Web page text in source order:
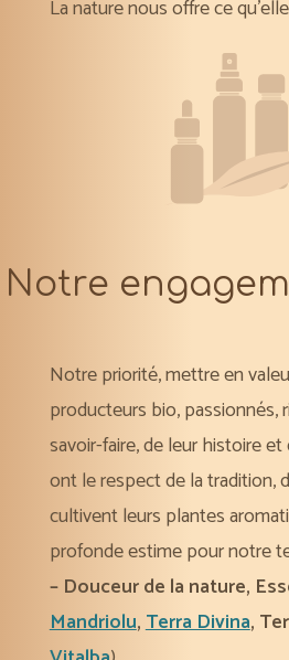
La nature nous offre ce
Notre
Notre priorité, mettre en
producteurs bio, passionnés,
savoir-faire, de leur histoire
ont le respect de la tradition,
cultivent leurs plantes
profonde estime pour notre
– Douceur de la nature,
Mandriolu,Terra Divina,